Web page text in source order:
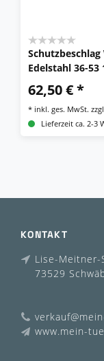
Edelstahl 36-53
62,50 € *
* inkl. ges. MwSt.
Lieferzeit ca. 2-3
KONTAKT
Lise-Meitner-
73529
www.mein-